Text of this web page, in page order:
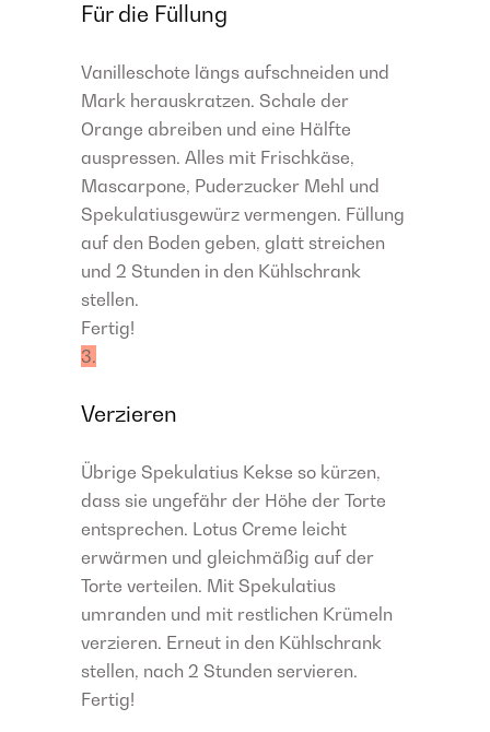
Für die Füllung
Vanilleschote längs aufschneiden und
Mark herauskratzen. Schale der
Orange abreiben und eine Hälfte
auspressen. Alles mit Frischkäse,
Mascarpone, Puderzucker Mehl und
Spekulatiusgewürz vermengen. Füllung
auf den Boden geben, glatt streichen
und 2 Stunden in den Kühlschrank
stellen.
Fertig!
3.
Verzieren
Übrige Spekulatius Kekse so kürzen,
dass sie ungefähr der Höhe der Torte
entsprechen. Lotus Creme leicht
erwärmen und gleichmäßig auf der
Torte verteilen. Mit Spekulatius
umranden und mit restlichen Krümeln
verzieren. Erneut in den Kühlschrank
stellen, nach 2 Stunden servieren.
Fertig!